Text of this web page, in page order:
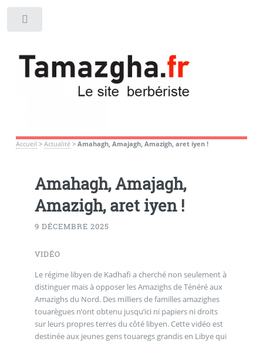
Accueil > Actualité> Amahagh, Amajagh, Amazigh, aret iyen !
Amahagh, Amajagh,
Amazigh, aret iyen !
9 DÉCEMBRE 2025
VIDÉO
Le régime libyen de Kadhafi a cherché non seulement à
distinguer mais à opposer les Amazighs de Ténéré aux
Amazighs du Nord. Des milliers de familles amazighes
touarègues n’ont obtenu jusqu’ici ni papiers ni droits
sur leurs propres terres du côté libyen. Cette vidéo est
destinée aux jeunes gens touaregs grandis en Libye qui